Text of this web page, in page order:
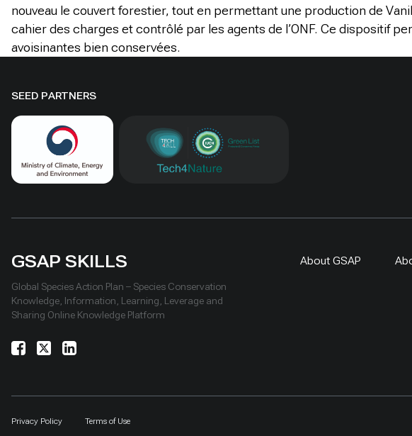
nouveau le couvert forestier, tout en permettant une production de
cahier des charges et contrôlé par les agents de l’ONF. Ce dispositif
avoisinantes bien conservées.
SEED PARTNERS
GSAP SKILLS
Global Species Action Plan – Species Conservation
Knowledge, Information, Learning, Leverage and
Sharing Online Knowledge Platform
About GSAP
Privacy Policy Terms of Use